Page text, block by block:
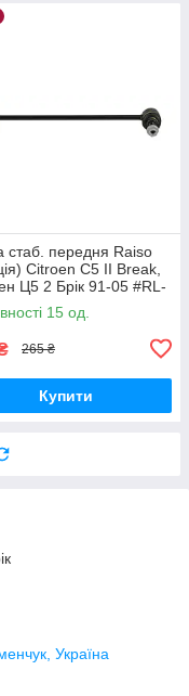
стаб. передня Raiso
Citroen C5 II Break,
Ц5 2 Брік 91-05 #RL-
UADNZPA17
15 од.
265 ₴
Купити
Україна